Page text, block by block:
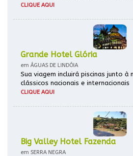
CLIQUE AQUI
Grande Hotel Glória
em ÁGUAS DE LINDÓIA
Sua viagem incluirá piscinas junto à
clássicos nacionais e internacionais
CLIQUE AQUI
Big Valley Hotel Fazenda
em SERRA NEGRA